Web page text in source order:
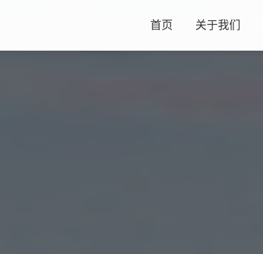
首页 关于我们